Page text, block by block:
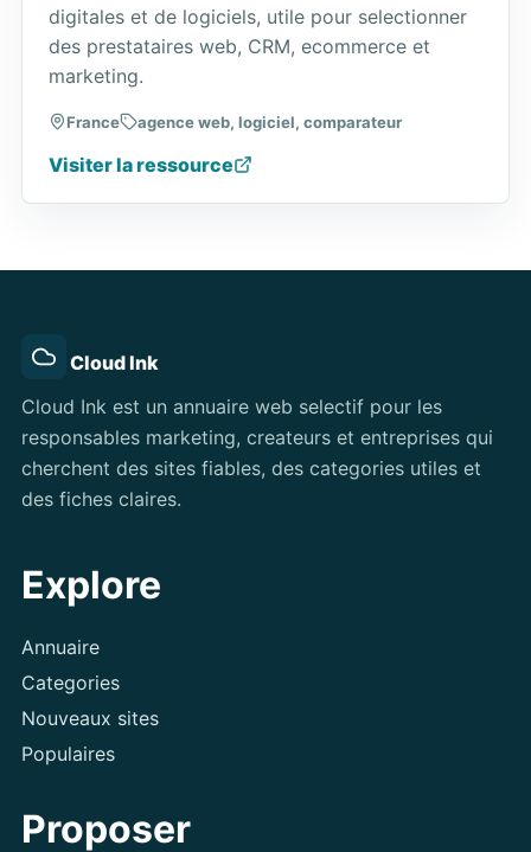
digitales et de logiciels, utile pour selectionner
des prestataires web, CRM, ecommerce et
marketing.
France agence web, logiciel, comparateur
Visiter la ressource
Cloud Ink
Cloud Ink est un annuaire web selectif pour les
responsables marketing, createurs et entreprises qui
cherchent des sites fiables, des categories utiles et
des fiches claires.
Explore
Annuaire
Categories
Nouveaux sites
Populaires
Proposer